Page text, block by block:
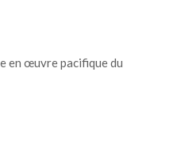
en œuvre pacifique du